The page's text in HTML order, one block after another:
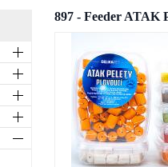
897 - Feeder ATAK